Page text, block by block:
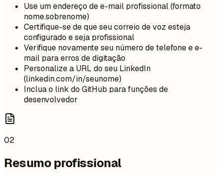
Use um endereço de e-mail profissional (formato
nome.sobrenome)
Certifique-se de que seu correio de voz esteja
configurado e seja profissional
Verifique novamente seu número de telefone e e-
mail para erros de digitação
Personalize a URL do seu LinkedIn
(linkedin.com/in/seunome)
Inclua o link do GitHub para funções de
desenvolvedor
02
Resumo profissional